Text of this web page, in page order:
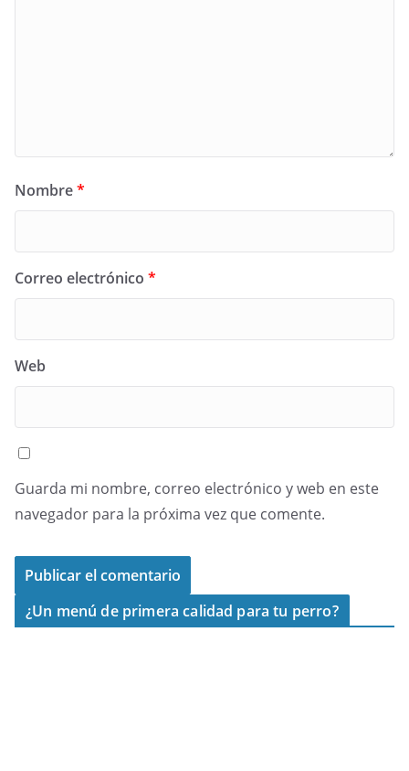
Nombre*
Correo electrónico *
Web
Guarda mi nombre, correo electrónico y web en este
navegador para la próxima vez que comente.
¿Un menú de primera calidad para tu perro?